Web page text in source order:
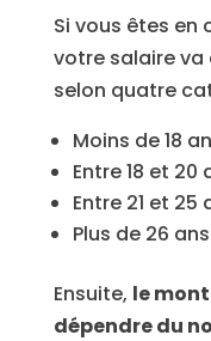
Si vous êtes en
votre salaire va
selon quatre
Moins de 18
Entre 18 et 20
Entre 21 et 25
Plus de 26
Ensuite, le
dépendre du